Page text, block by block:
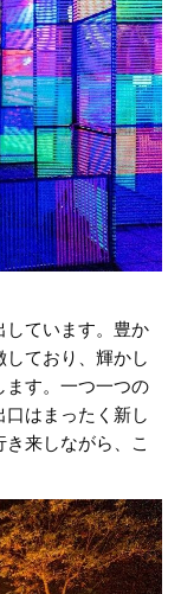
しています。豊か
ており、輝かし
ます。一つ一つの
はまったく新し
来しながら、こ